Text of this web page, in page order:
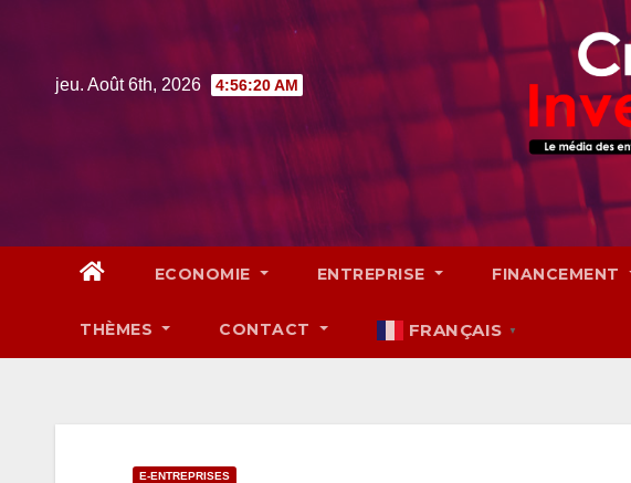
jeu. Août 6th, 2026 4:56:21 AM
ECONOMIE ENTREPRISE FINANCEMENT
THÈMES CONTACT FRANÇAIS ▼
E-ENTREPRISES